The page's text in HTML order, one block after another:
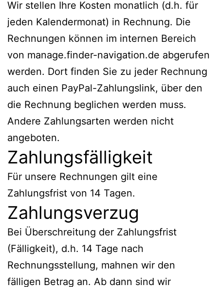
Wir stellen Ihre Kosten monatlich (d.h. für
jeden Kalendermonat) in Rechnung. Die
Rechnungen können im internen Bereich
von manage.finder-navigation.de abgerufen
werden. Dort finden Sie zu jeder Rechnung
auch einen PayPal-Zahlungslink, über den
die Rechnung beglichen werden muss.
Andere Zahlungsarten werden nicht
angeboten.
Zahlungsfälligkeit
Für unsere Rechnungen gilt eine
Zahlungsfrist von 14 Tagen.
Zahlungsverzug
Bei Überschreitung der Zahlungsfrist
(Fälligkeit), d.h. 14 Tage nach
Rechnungsstellung, mahnen wir den
fälligen Betrag an. Ab dann sind wir